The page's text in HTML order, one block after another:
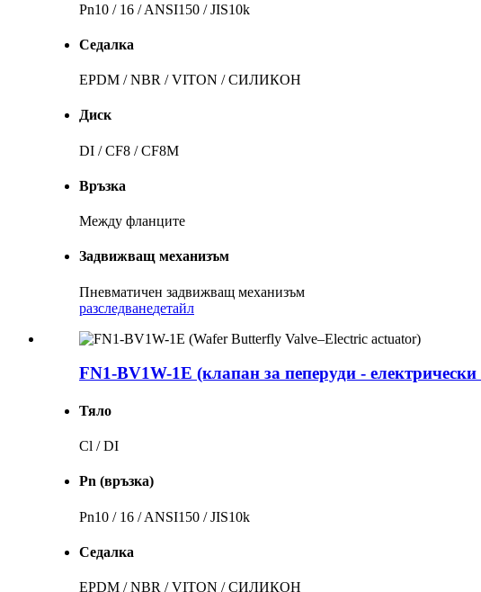
Pn10 / 16 / ANSI150 / JIS10k
Седалка
EPDM / NBR / VITON / СИЛИКОН
Диск
DI / CF8 / CF8M
Връзка
Между фланците
Задвижващ механизъм
Пневматичен задвижващ механизъм
разследванедетайл
FN1-BV1W-1E (клапан за пеперуди -
Тяло
Cl / DI
Pn (връзка)
Pn10 / 16 / ANSI150 / JIS10k
Седалка
EPDM / NBR / VITON / СИЛИКОН